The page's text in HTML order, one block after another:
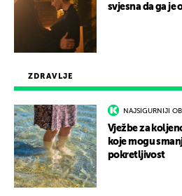
ZDRAVLJE
NAJSIGURNIJI
Vježbe za
koje mogu
pokretljivost
svjesna da ga je